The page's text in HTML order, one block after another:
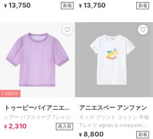
¥ 13,750 新着
¥ 13,750 新着
73%OFF
トゥービーバイアニエス
ベー
シアー パフスリーブ Tシャツ
¥ 2,310 再入荷
アニエスベー アンファン
キッズ プリント コットン 半袖
Tシャツ agnes b.×mayumi
yamase
¥ 8,800 新着